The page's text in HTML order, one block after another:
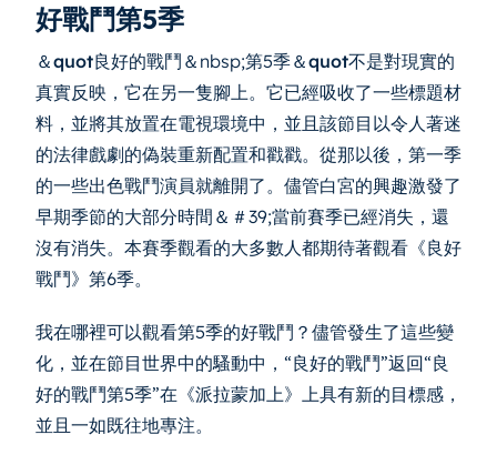
好戰鬥第5季
＆quot良好的戰鬥＆nbsp;第5季＆quot不是對現實的
真實反映，它在另一隻腳上。它已經吸收了一些標題材
料，並將其放置在電視環境中，並且該節目以令人著迷
的法律戲劇的偽裝重新配置和戳戳。從那以後，第一季
的一些出色戰鬥演員就離開了。儘管白宮的興趣激發了
早期季節的大部分時間＆＃39;當前賽季已經消失，還
沒有消失。本賽季觀看的大多數人都期待著觀看《良好
戰鬥》第6季。
我在哪裡可以觀看第5季的好戰鬥？儘管發生了這些變
化，並在節目世界中的騷動中，“良好的戰鬥”返回“良
好的戰鬥第5季”在《派拉蒙加上》上具有新的目標感，
並且一如既往地專注。